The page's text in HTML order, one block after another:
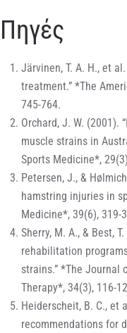
Πηγές
Järvinen, T. A. H., et
treatment.” *The
745-764.
Orchard, J. W.
muscle strains in
Sports Medicine*,
Petersen, J., &
hamstring injuries in
Medicine*, 39(6), 319-
Sherry, M. A., & Best,
rehabilitation
strains.” *The Journal
Therapy*, 34(3), 116-
Heiderscheit, B. C., et
recommendations for